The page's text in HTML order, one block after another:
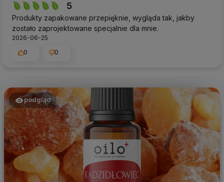
5
Produkty zapakowane przepięknie, wygląda tak, jakby
zostało zaprojektowane specjalnie dla mnie.
2026-06-25
0
0
podgląd